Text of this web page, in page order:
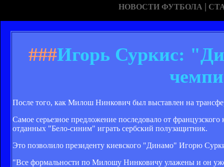
НОВОСТИ ФУТБОЛА |
###Игорь Суркис:
После того, как Милош Нинкович был выставлен на
Самое серьезное предложение последовало от
отданных "Бело-синим" играть сербский полузащитник.
Это позволило президенту киевского "Динамо" Игорю
"Все формальности по Милошу Нинковичу улажены и он